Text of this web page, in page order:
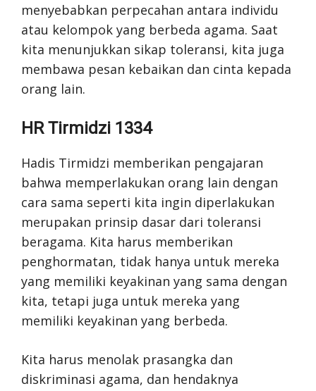
menyebabkan perpecahan antara individu
atau kelompok yang berbeda agama. Saat
kita menunjukkan sikap toleransi, kita juga
membawa pesan kebaikan dan cinta kepada
orang lain.
HR Tirmidzi 1334
Hadis Tirmidzi memberikan pengajaran
bahwa memperlakukan orang lain dengan
cara sama seperti kita ingin diperlakukan
merupakan prinsip dasar dari toleransi
beragama. Kita harus memberikan
penghormatan, tidak hanya untuk mereka
yang memiliki keyakinan yang sama dengan
kita, tetapi juga untuk mereka yang
memiliki keyakinan yang berbeda.
Kita harus menolak prasangka dan
diskriminasi agama, dan hendaknya